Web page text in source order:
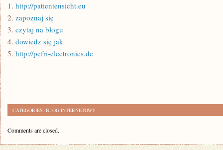
1. http://patientensicht.eu
2. zapoznaj się
3. czytaj na blogu
4. dowiedz się jak
5. http://pefri-electronics.de
CATEGORIES: BLOG INTERNETOWY
Comments are closed.